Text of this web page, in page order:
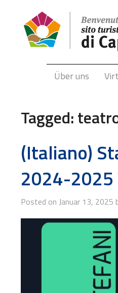
Über uns
Tagged:
(Italiano)
2024-2025
Posted on Januar 13, 2025